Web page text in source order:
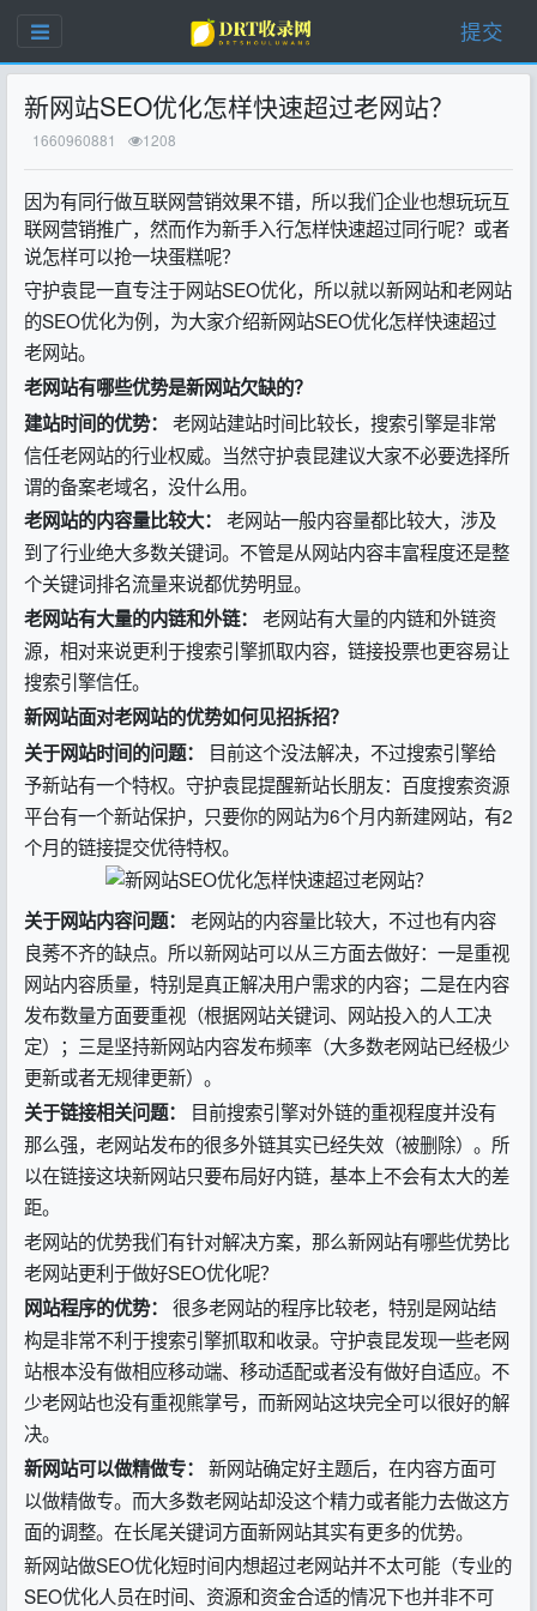
提交
新网站SEO优化怎样快速超过老网站？
1660960881 1208
因为有同行做互联网营销效果不错，所以我们企业也想玩玩互
联网营销推广，然而作为新手入行怎样快速超过同行呢？或者
说怎样可以抢一块蛋糕呢？
守护袁昆一直专注于网站SEO优化，所以就以新网站和老网站
的SEO优化为例，为大家介绍新网站SEO优化怎样快速超过
老网站。
老网站有哪些优势是新网站欠缺的？
建站时间的优势： 老网站建站时间比较长，搜索引擎是非常
信任老网站的行业权威。当然守护袁昆建议大家不必要选择所
谓的备案老域名，没什么用。
老网站的内容量比较大： 老网站一般内容量都比较大，涉及
到了行业绝大多数关键词。不管是从网站内容丰富程度还是整
个关键词排名流量来说都优势明显。
老网站有大量的内链和外链： 老网站有大量的内链和外链资
源，相对来说更利于搜索引擎抓取内容，链接投票也更容易让
搜索引擎信任。
新网站面对老网站的优势如何见招拆招？
关于网站时间的问题：
目前这个没法解决，不过搜索引擎给
予新站有一个特权。守护袁昆提醒新站长朋友：百度搜索资源
平台有一个新站保护，只要你的网站为6个月内新建网站，有2
个月的链接提交优待特权。
关于网站内容问题： 老网站的内容量比较大，不过也有内容
良莠不齐的缺点。所以新网站可以从三方面去做好：一是重视
网站内容质量，特别是真正解决用户需求的内容；二是在内容
发布数量方面要重视（根据网站关键词、网站投入的人工决
定）；三是坚持新网站内容发布频率（大多数老网站已经极少
更新或者无规律更新）。
关于链接相关问题：
目前搜索引擎对外链的重视程度并没有
那么强，老网站发布的很多外链其实已经失效（被删除）。所
以在链接这块新网站只要布局好内链，基本上不会有太大的差
距。
老网站的优势我们有针对解决方案，那么新网站有哪些优势比
老网站更利于做好SEO优化呢？
网站程序的优势： 很多老网站的程序比较老，特别是网站结
构是非常不利于搜索引擎抓取和收录。守护袁昆发现一些老网
站根本没有做相应移动端、移动适配或者没有做好自适应。不
少老网站也没有重视熊掌号，而新网站这块完全可以很好的解
决。
新网站可以做精做专： 新网站确定好主题后，在内容方面可
以做精做专。而大多数老网站却没这个精力或者能力去做这方
面的调整。在长尾关键词方面新网站其实有更多的优势。
新网站做SEO优化短时间内想超过老网站并不太可能（专业的
SEO优化人员在时间、资源和资金合适的情况下也并非不可